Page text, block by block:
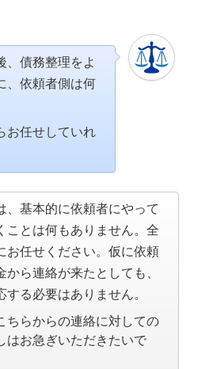
、債務整理をよ
、依頼者側は何
お任せしていれ
、基本的に依頼者にやって
ことは何もありません。全
お任せください。仮に依頼
から連絡が来たとしても、
する必要はありません。
ちらからの連絡に対しての
はお急ぎいただきたいで